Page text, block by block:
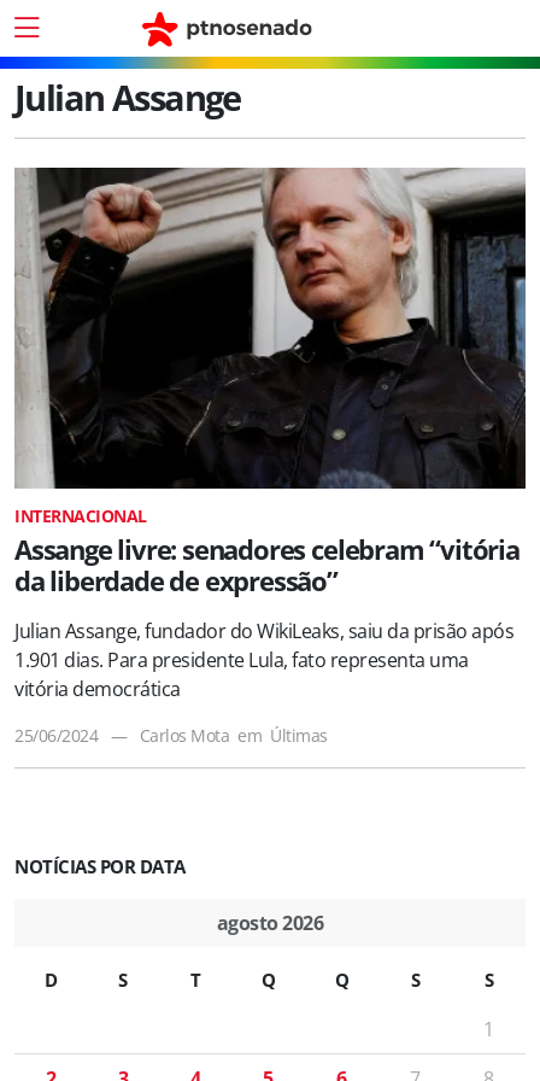
Julian Assange
INTERNACIONAL
Assange livre: senadores celebram “vitória
da liberdade de expressão”
Julian Assange, fundador do WikiLeaks, saiu da prisão após
1.901 dias. Para presidente Lula, fato representa uma
vitória democrática
25/06/2024 — Carlos Mota em Últimas
NOTÍCIAS POR DATA
agosto 2026
D S T Q Q S S
1